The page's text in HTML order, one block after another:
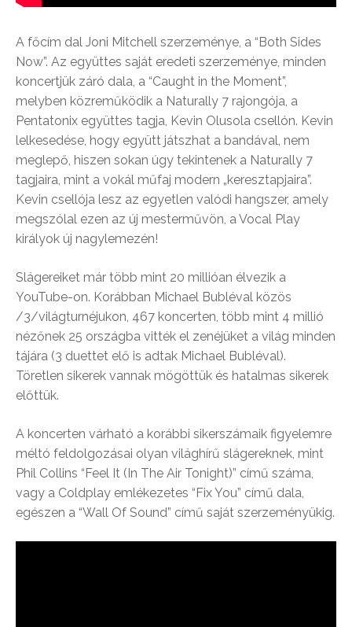
A főcím dal Joni Mitchell szerzeménye, a “Both Sides
Now”. Az együttes saját eredeti szerzeménye, minden
koncertjük záró dala, a “Caught in the Moment”,
melyben közreműködik a Naturally 7 rajongója, a
Pentatonix együttes tagja, Kevin Olusola csellón. Kevin
lelkesedése, hogy együtt játszhat a bandával, nem
meglepő, hiszen sokan úgy tekintenek a Naturally 7
tagjaira, mint a vokál műfaj modern „keresztapjaira”.
Kevin csellója lesz az egyetlen valódi hangszer, amely
megszólal ezen az új mesterművön, a Vocal Play
királyok új nagylemezén!
Slágereiket már több mint 20 millióan élvezik a
YouTube-on. Korábban Michael Bubléval közös
/3/világturnéjukon, 467 koncerten, több mint 4 millió
nézőnek 25 országba vitték el zenéjüket a világ minden
tájára (3 duettet elő is adtak Michael Bubléval).
Töretlen sikerek vannak mögöttük és hatalmas sikerek
előttük.
A koncerten várható a korábbi sikerszámaik figyelemre
méltó feldolgozásai olyan világhírű slágereknek, mint
Phil Collins “Feel It (In The Air Tonight)” című száma,
vagy a Coldplay emlékezetes “Fix You” című dala,
egészen a “Wall Of Sound” című saját szerzeményükig.